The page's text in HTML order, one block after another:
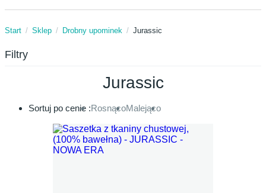
Start Sklep Drobny upominek Jurassic
Filtry
Jurassic
Sortuj po cenie :RosnącoMalejąco